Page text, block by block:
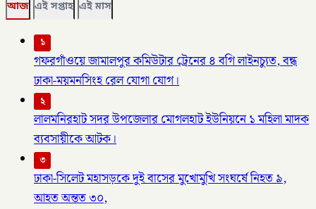
আজ এই সপ্তাহ এই মাস
১
গফরগাঁওয়ে জামালপুর কমিউটার ট্রেনের ৪ বগি লাইনচ্যুত, বন্ধ
ঢাকা-ময়মনসিংহ রেল যোগা যোগ।
২
লালমনিরহাট সদর উপজেলার মোগলহাট ইউনিয়নে ১ মহিলা মাদক
ব্যবসায়ীকে আটক।
৩
ঢাকা-সিলেট মহাসড়কে দুই বাসের মুখোমুখি সংঘর্ষে নিহত ৯,
আহত অন্তত ৩০,